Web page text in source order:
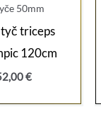
50mm
triceps
120cm
€Aktuálna
je: